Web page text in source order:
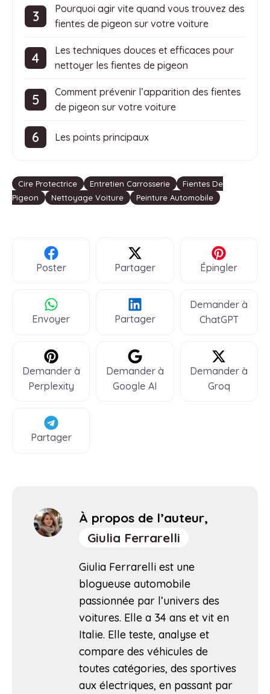
Pourquoi agir vite quand vous trouvez des
fientes de pigeon sur votre voiture
Les techniques douces et efficaces pour
nettoyer les fientes de pigeon
Comment prévenir l’apparition des fientes
de pigeon sur votre voiture
Les points principaux
Étiquettes
Cire Protectrice Entretien Carrosserie
Fientes De
Pigeon
Nettoyage Voiture Peinture Automobile
Poster Partager Épingler
Envoyer Partager
Demander à
ChatGPT
Demander à
Perplexity
Demander à
Google AI
Demander à
Groq
Partager
À propos de l’auteur,
Giulia Ferrarelli
Giulia Ferrarelli est une
blogueuse automobile
passionnée par l’univers des
voitures. Elle a 34 ans et vit en
Italie. Elle teste, analyse et
compare des véhicules de
toutes catégories, des sportives
aux électriques, en passant par